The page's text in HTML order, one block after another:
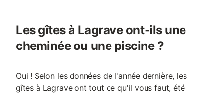
Les gîtes à Lagrave ont-ils une
cheminée ou une piscine ?
Oui ! Selon les données de l'année dernière, les
gîtes à Lagrave ont tout ce qu'il vous faut, été